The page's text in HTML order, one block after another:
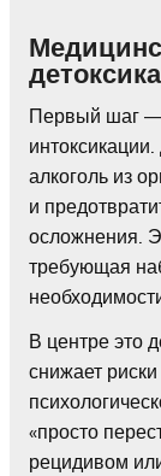
Первый шаг —
алкоголь из
и
осложнения.
требующая
В центре это
снижает
«просто
рецидивом